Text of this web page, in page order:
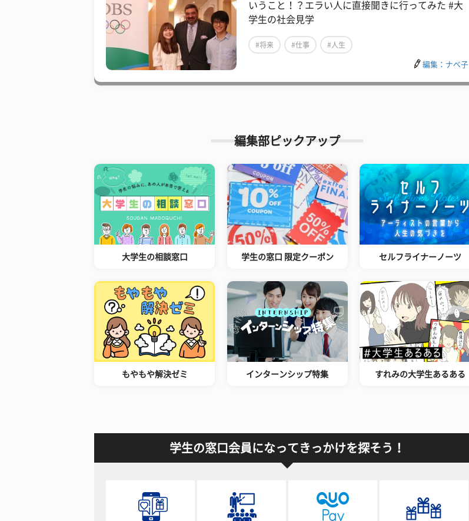
いうこと！？エラい人に直接聞きに行ってみた #大
学生の社会見学
#将来 #仕事 #人生
編集：ナベ子
編集部ピックアップ
大学生の相談窓口 学生の窓口 限定クーポン セルフライナーノーツ
もやもや解決ゼミ インターンシップ特集 すれみの大学生あるある
学生の窓口会員になってきっかけを探そう！